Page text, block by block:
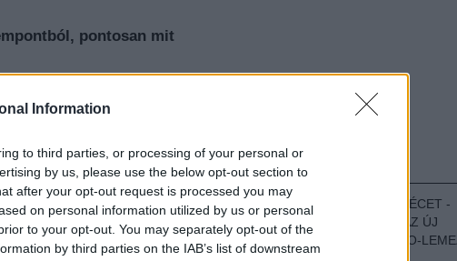
Information
to third parties, or processing of your personal or
by us, please use the below opt-out section to
after your opt-out request is processed you may
on personal information utilized by us or personal
to your opt-out. You may separately opt-out of the
by third parties on the IAB’s list of downstream
pontosan mit
amivel a Budapest
A gyártók minden évben
a januári NAMM Showra.
áprilisban, mi
mire Magyarországra ezek
szeptember eleje.
újdonságokat mutassunk
hogy tizenhárom éve
EZT HALLGASD!
MEGUGROTTÁK A LÉCET -
MEGHALLGATTUK AZ ÚJ
PROTEST THE HERO-